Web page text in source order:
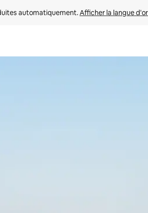
automatiquement. Afficher la langue